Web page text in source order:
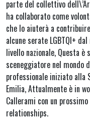
parte del collettivo
ha collaborato come
che lo aiuterà a
alcune serate LGBTQI+
livello nazionale, Questa è
sceneggiatore nel mondo
professionale iniziato alla
Emilia, Attualmente è in
Callerami con un
relationships.